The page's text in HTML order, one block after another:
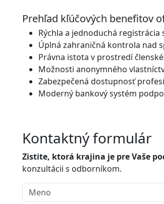
Prehľad kľúčových benefitov
Rýchla a jednoduchá
Úplná zahraničná kontrola nad
Právna istota v prostredí
Možnosti anonymného
Zabezpečená dostupnosť
Moderný bankový systém
Kontaktný formulár
Zistite, ktorá krajina je pre Vaše
konzultácii s odborníkom.